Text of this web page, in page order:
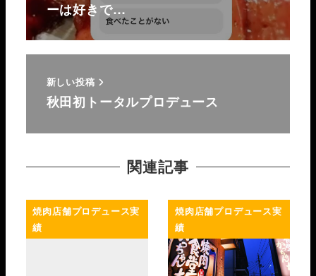
ーは好きで…
新しい投稿
秋田初トータルプロデュース
関連記事
焼肉店舗プロデュース実
績
焼肉店舗プロデュース実
績